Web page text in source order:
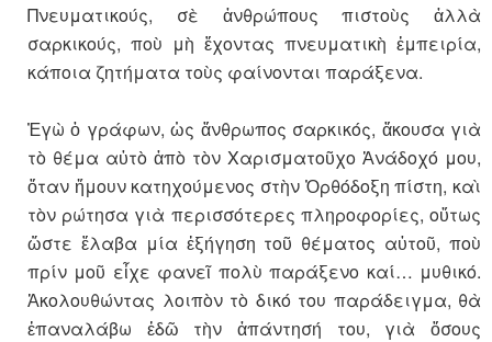
Πνευματικούς, σὲ ἀνθρώπους πιστοὺς ἀλλὰ
σαρκικούς, ποὺ μὴ ἔχοντας πνευματικὴ ἐμπειρία,
κάποια ζητήματα τοὺς φαίνονται παράξενα.
Ἐγὼ ὁ γράφων, ὡς ἄνθρωπος σαρκικός, ἄκουσα γιὰ
τὸ θέμα αὐτὸ ἀπὸ τὸν Χαρισματοῦχο Ἀνάδοχό μου,
ὅταν ἤμουν κατηχούμενος στὴν Ὀρθόδοξη πίστη, καὶ
τὸν ρώτησα γιὰ περισσότερες πληροφορίες, οὕτως
ὥστε ἔλαβα μία ἐξήγηση τοῦ θέματος αὐτοῦ, ποὺ
πρίν μοῦ εἶχε φανεῖ πολὺ παράξενο καί… μυθικό.
Ἀκολουθώντας λοιπὸν τὸ δικό του παράδειγμα, θὰ
ἐπαναλάβω ἐδῶ τὴν ἀπάντησή του, γιὰ ὅσους